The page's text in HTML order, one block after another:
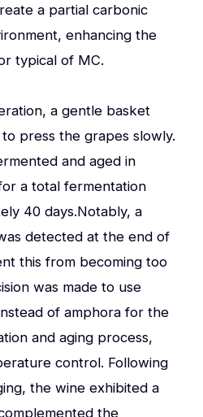
a partial carbonic
enhancing the
typical of MC.
a gentle basket
press the grapes slowly.
and aged in
a total fermentation
40 days.Notably, a
detected at the end of
this from becoming too
was made to use
of amphora for the
and aging process,
control. Following
the wine exhibited a
the